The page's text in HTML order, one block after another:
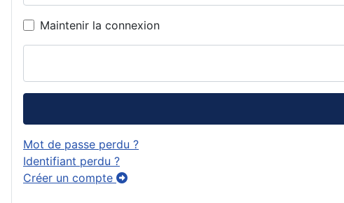
Maintenir la connexion
Mot de passe perdu ?
Identifiant perdu ?
Créer un compte